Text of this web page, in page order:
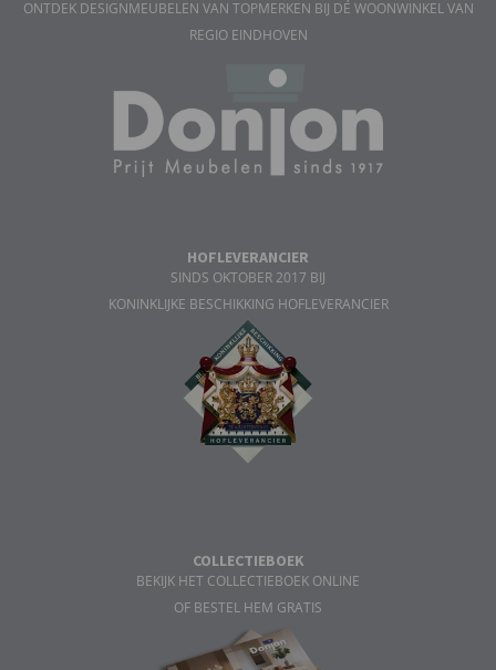
ONTDEK DESIGNMEUBELEN VAN TOPMERKEN BIJ DÉ WOONWINKEL VAN
REGIO EINDHOVEN
HOFLEVERANCIER
SINDS OKTOBER 2017 BIJ
KONINKLIJKE BESCHIKKING HOFLEVERANCIER
COLLECTIEBOEK
BEKIJK HET COLLECTIEBOEK ONLINE
OF BESTEL HEM GRATIS